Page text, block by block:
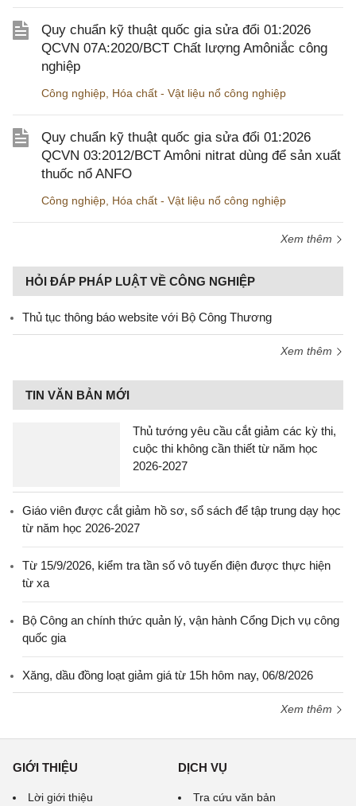
Quy chuẩn kỹ thuật quốc gia sửa đổi 01:2026
QCVN 07A:2020/BCT Chất lượng Amôniắc công
nghiệp
Công nghiệp Hóa chất - Vật liệu nổ công nghiệp
Quy chuẩn kỹ thuật quốc gia sửa đổi 01:2026
QCVN 03:2012/BCT Amôni nitrat dùng để sản xuất
thuốc nổ ANFO
Công nghiệp Hóa chất - Vật liệu nổ công nghiệp
Xem thêm
HỎI ĐÁP PHÁP LUẬT VỀ CÔNG NGHIỆP
Thủ tục thông báo website với Bộ Công Thương
Xem thêm
TIN VĂN BẢN MỚI
Thủ tướng yêu cầu cắt giảm các kỳ thi,
cuộc thi không cần thiết từ năm học
2026-2027
Giáo viên được cắt giảm hồ sơ, sổ sách để tập trung dạy học
từ năm học 2026-2027
Từ 15/9/2026, kiểm tra tần số vô tuyến điện được thực hiện
từ xa
Bộ Công an chính thức quản lý, vận hành Cổng Dịch vụ công
quốc gia
Xăng, dầu đồng loạt giảm giá từ 15h hôm nay, 06/8/2026
Xem thêm
GIỚI THIỆU
Lời giới thiệu
DỊCH VỤ
Tra cứu văn bản